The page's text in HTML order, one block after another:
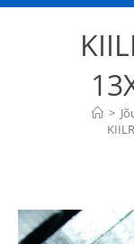
>